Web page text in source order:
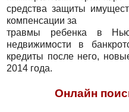
средства защиты
компенсации за
травмы ребенка в
недвижимости в
кредиты после него,
2014 года.
Онлайн